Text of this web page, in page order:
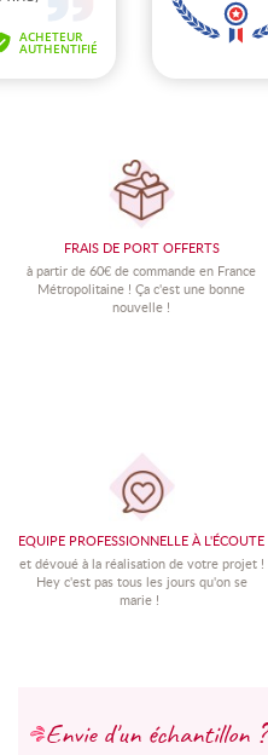
FRAIS DE PORT OFFERTS
à partir de 60€ de commande en France
Métropolitaine ! Ça c'est une bonne
nouvelle !
EQUIPE PROFESSIONNELLE À L'ÉCOUTE
et dévoué à la réalisation de votre projet !
Hey c'est pas tous les jours qu'on se
marie !
Envie d'un échantillon ?